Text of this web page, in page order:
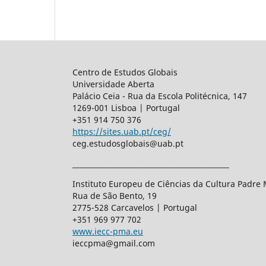
Centro de Estudos Globais
Universidade Aberta
Palácio Ceia - Rua da Escola Politécnica, 147
1269-001 Lisboa | Portugal
+351 914 750 376
https://sites.uab.pt/ceg/
ceg.estudosglobais@uab.pt
Instituto Europeu de Ciências da Cultura Padre
Rua de São Bento, 19
2775-528 Carcavelos | Portugal
+351 969 977 702
www.iecc-pma.eu
ieccpma@gmail.com